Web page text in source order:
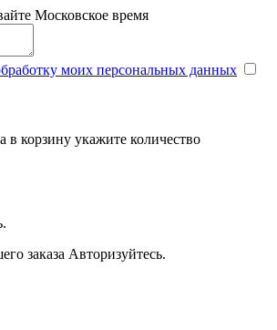
Московское время
моих персональных данных
в корзину укажите количество
заказа Авторизуйтесь.